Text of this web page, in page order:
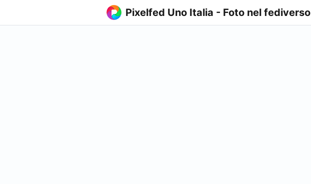
Pixelfed Uno Italia - Foto nel fediverso